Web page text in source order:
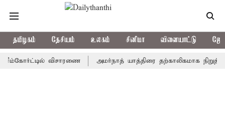
தமிழகம் தேசியம் உலகம் சினிமா விளையாட்டு
விசாரணை அமர்நாத் யாத்திரை தற்காலிகமாக நிறுத்தம்